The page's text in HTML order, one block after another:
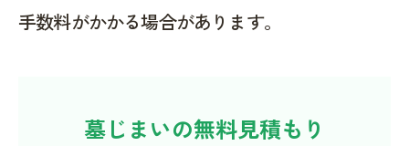
手数料がかかる場合があります。
墓じまいの無料見積もり